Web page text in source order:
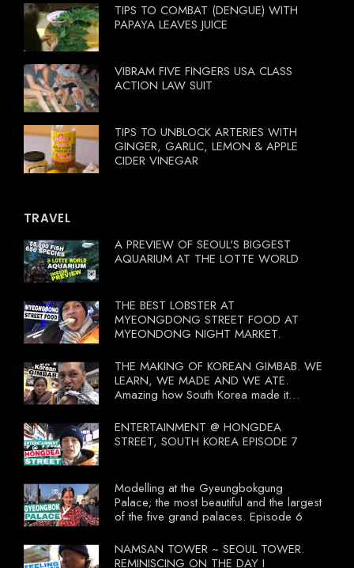
TIPS TO COMBAT (DENGUE) WITH
PAPAYA LEAVES JUICE
VIBRAM FIVE FINGERS USA CLASS
ACTION LAW SUIT
TIPS TO UNBLOCK ARTERIES WITH
GINGER, GARLIC, LEMON & APPLE
CIDER VINEGAR
TRAVEL
A PREVIEW OF SEOUL'S BIGGEST
AQUARIUM AT THE LOTTE WORLD
THE BEST LOBSTER AT
MYEONGDONG STREET FOOD AT
MYEONDONG NIGHT MARKET.
THE MAKING OF KOREAN GIMBAB. WE
LEARN, WE MADE AND WE ATE.
Amazing how South Korea made it
tourists to learn their local food. I
wonder what local food our Tourist
Ministry had our tourist to learn.
ENTERTAINMENT @ HONGDEA
STREET, SOUTH KOREA EPISODE 7
Modelling at the Gyeungbokgung
Palace; the most beautiful and the largest
of the five grand palaces. Episode 6
NAMSAN TOWER ~ SEOUL TOWER.
REMINISCING ON THE DAY I